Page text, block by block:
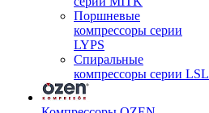
Поршневые
компрессоры серии
LYPS
Спиральные
компрессоры серии LSL